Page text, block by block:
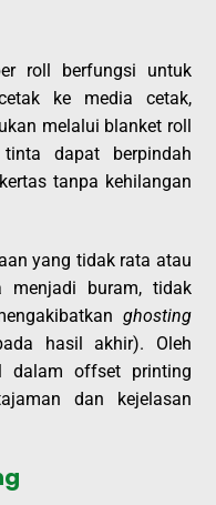
roll berfungsi untuk
ke media cetak,
melalui blanket roll
dapat berpindah
tanpa kehilangan
yang tidak rata atau
menjadi buram, tidak
ghosting
hasil akhir). Oleh
dalam offset printing
dan kejelasan